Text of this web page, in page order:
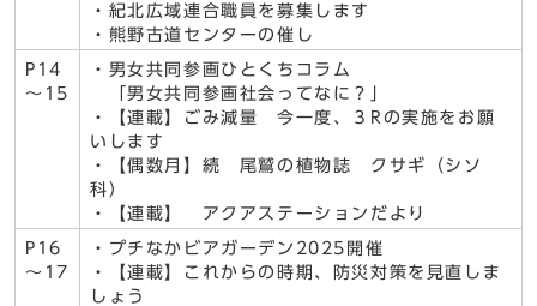
・紀北広域連合職員を募集します
・熊野古道センターの催し
P14
～15
・男女共同参画ひとくちコラム
「男女共同参画社会ってなに？」
・【連載】ごみ減量 今一度、３Rの実施をお願
いします
・【偶数月】続 尾鷲の植物誌 クサギ（シソ
科）
・【連載】 アクアステーションだより
P16
～17
・プチなかビアガーデン2025開催
・【連載】これからの時期、防災対策を見直しま
しょう